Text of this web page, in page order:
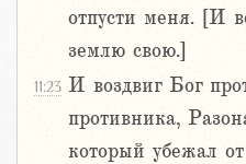
отпусти меня. [И
землю свою.]
11:23 И воздвиг Бог
противника,
который убежал от